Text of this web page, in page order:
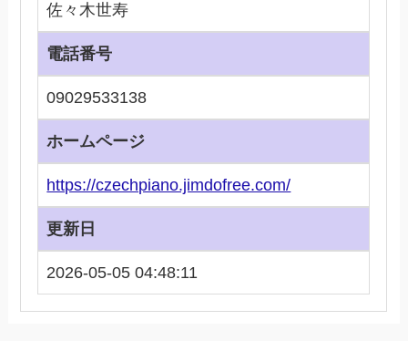
佐々木世寿
電話番号
09029533138
ホームページ
https://czechpiano.jimdofree.com/
更新日
2026-05-05 04:48:11